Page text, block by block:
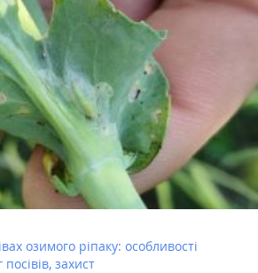
озимого ріпаку: особливості
захист